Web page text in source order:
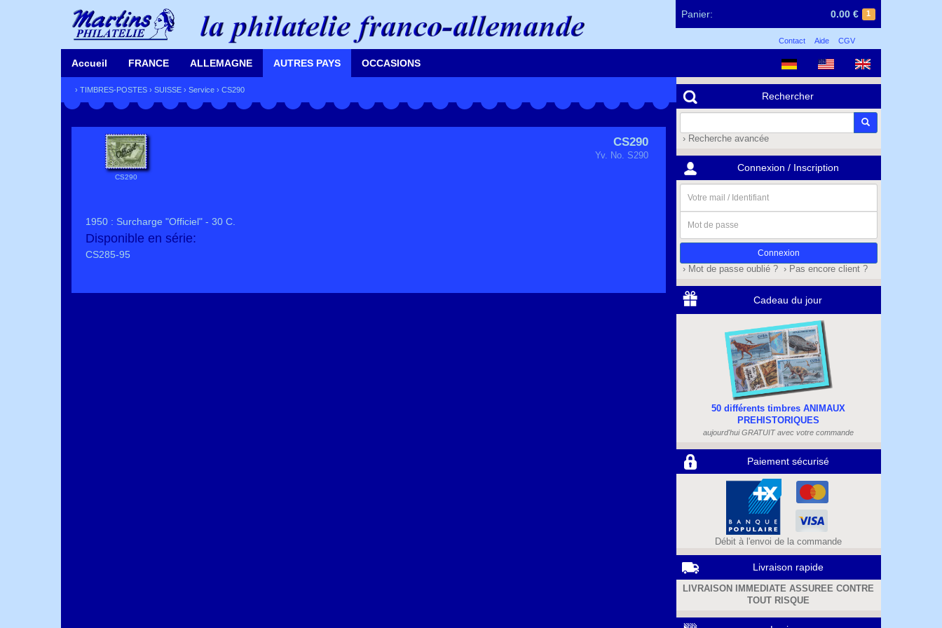
Panier: 1
0.00 €
Contact Aide CGV
Accueil FRANCE ALLEMAGNE AUTRES PAYS OCCASIONS
› TIMBRES-POSTES › SUISSE › Service › CS290
CS290
CS290
Yv. No. S290
1950 : Surcharge "Officiel" - 30 C.
Disponible en série:
CS285-95
Rechercher
› Recherche avancée
Connexion / Inscription
mail
/
Identifiant
de
passe
› Mot de passe oublié ? › Pas encore client ?
Cadeau du jour
50 différents timbres ANIMAUX
PREHISTORIQUES
aujourd'hui GRATUIT avec votre commande
Paiement sécurisé
Débit à l'envoi de la commande
Livraison rapide
LIVRAISON IMMEDIATE ASSUREE CONTRE
TOUT RISQUE